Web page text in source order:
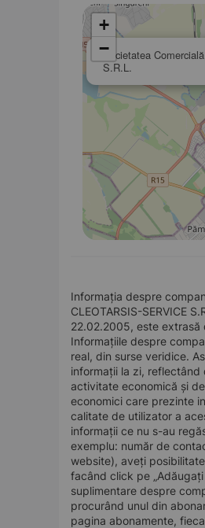
Societatea
S.R.L.
+
−
Informația despre
CLEOTARSIS-SERVICE
22.02.2005, este extrasă
Informațiile despre
real, din surse veridice.
informații la zi,
activitate economică și
economici care prezinte
calitate de utilizator a
informații ce nu s-au
exemplu: număr de
website), aveți
facând click pe
suplimentare despre
procurând unul din
pagina abonamente,